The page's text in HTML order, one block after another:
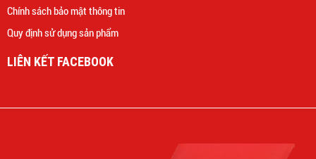
Chính sách bảo mật thông tin
Quy định sử dụng sản phẩm
LIÊN KẾT FACEBOOK